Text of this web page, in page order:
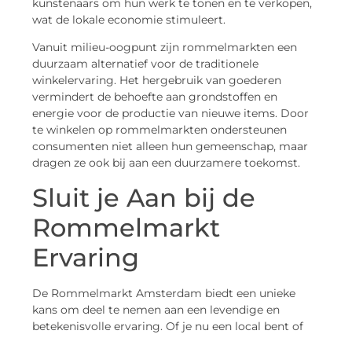
kunstenaars om hun werk te tonen en te verkopen,
wat de lokale economie stimuleert.
Vanuit milieu-oogpunt zijn rommelmarkten een
duurzaam alternatief voor de traditionele
winkelervaring. Het hergebruik van goederen
vermindert de behoefte aan grondstoffen en
energie voor de productie van nieuwe items. Door
te winkelen op rommelmarkten ondersteunen
consumenten niet alleen hun gemeenschap, maar
dragen ze ook bij aan een duurzamere toekomst.
Sluit je Aan bij de
Rommelmarkt
Ervaring
De Rommelmarkt Amsterdam biedt een unieke
kans om deel te nemen aan een levendige en
betekenisvolle ervaring. Of je nu een local bent of